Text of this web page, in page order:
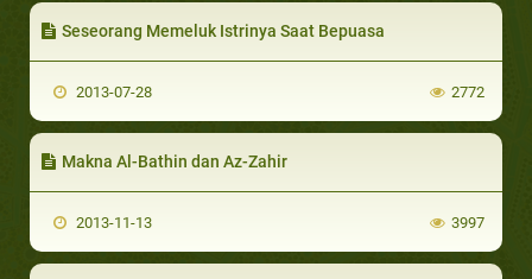
Seseorang Memeluk Istrinya Saat Bepuasa
2013-07-28 2772
Makna Al-Bathin dan Az-Zahir
2013-11-13 3997